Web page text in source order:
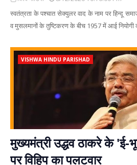
स्वतंत्रता के पश्चात सेक्युलर वाद के नाम पर हिन्दू
व मुसलमानों के तुष्टिकरण के बीच 1957 में आई
VISHWA HINDU PARISHAD
मुख्यमंत्री उद्धव ठाकरे के 'ई-
पर विहिप का पलटवार